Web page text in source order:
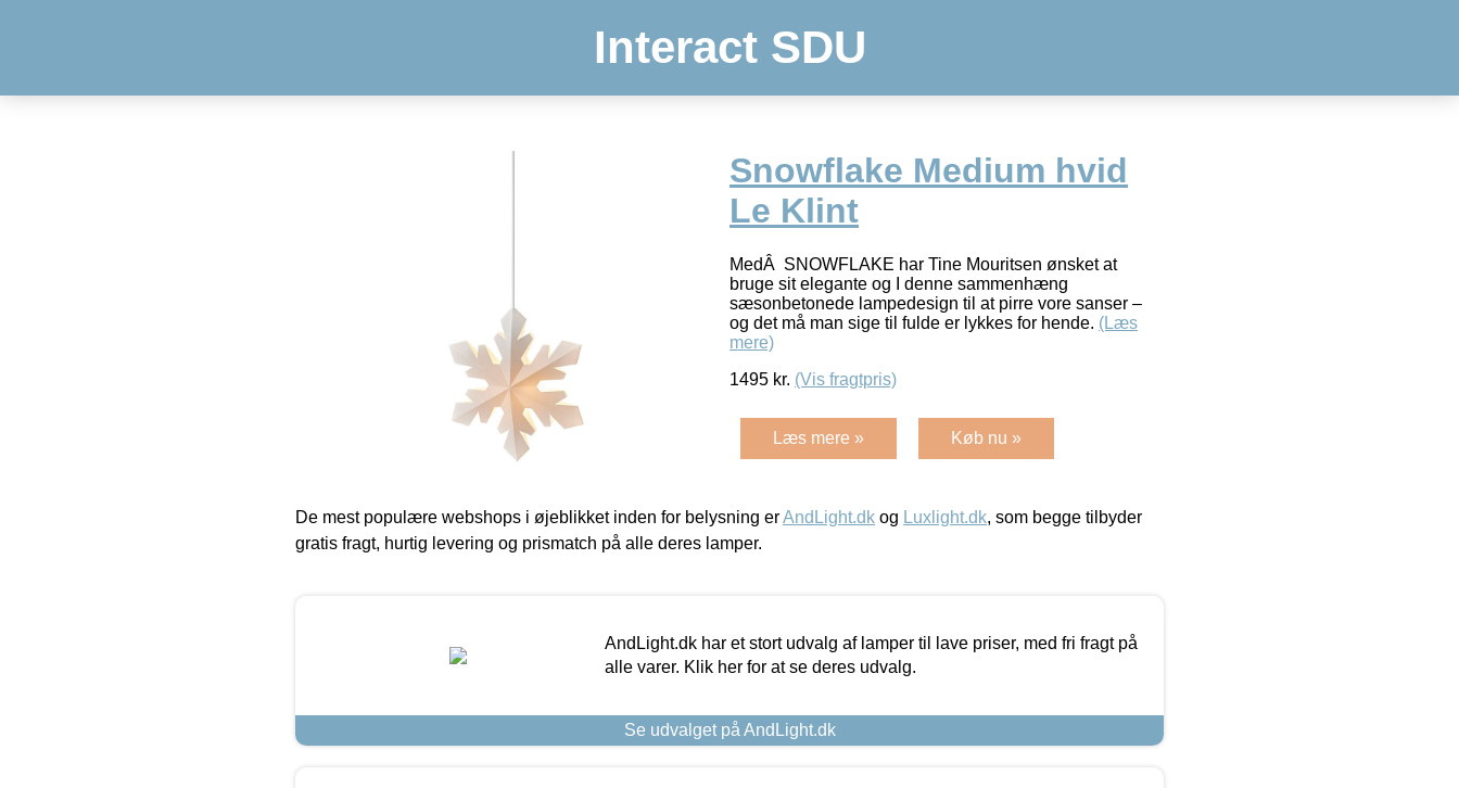
Interact SDU
Snowflake Medium hvid
Le Klint
MedÂ SNOWFLAKE har Tine Mouritsen ønsket at
bruge sit elegante og I denne sammenhæng
sæsonbetonede lampedesign til at pirre vore sanser –
og det må man sige til fulde er lykkes for hende. (Læs
mere)
1495 kr. (Vis fragtpris)
Læs mere » Køb nu »
De mest populære webshops i øjeblikket inden for belysning erAndLight.dk og Luxlight.dk, som begge tilbyder
gratis fragt, hurtig levering og prismatch på alle deres lamper.
AndLight.dk har et stort udvalg af lamper til lave priser, med fri fragt på
alle varer. Klik her for at se deres udvalg.
Se udvalget på AndLight.dk